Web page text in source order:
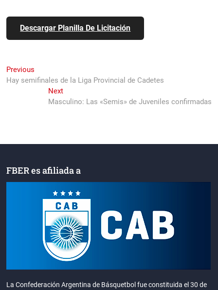
Descargar Planilla De Licitación
Navegación
de
Previous
post:
Hay semifinales de la Liga Provincial de Cadetes
NextNext
post:
Masculino: Las «Semis» de Juveniles confirmadas
FBER es afiliada a
La Confederación Argentina de Básquetbol fue constituida el 30 de